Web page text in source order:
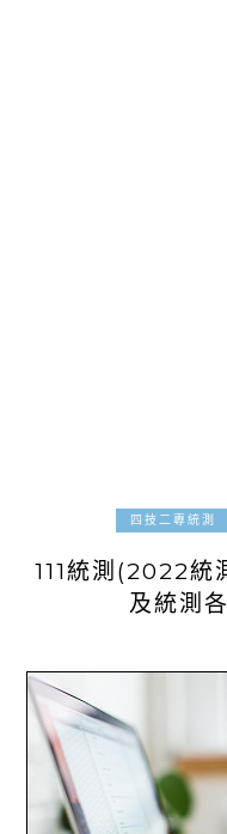
四技二專統測
111統測(2022統
及統測